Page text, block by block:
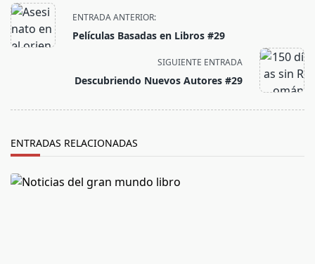
<span
class="nav-
subtitle
ENTRADA ANTERIOR:
Películas Basadas en Libros #29
SIGUIENTE ENTRADA
Descubriendo Nuevos Autores #29
ENTRADAS RELACIONADAS